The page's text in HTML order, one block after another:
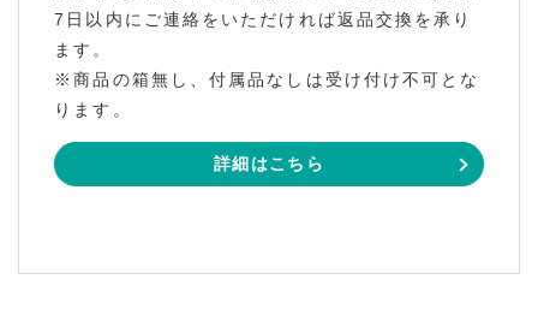
7日以内にご連絡をいただければ返品交換を承り
ます。
※商品の箱無し、付属品なしは受け付け不可とな
ります。
詳細はこちら